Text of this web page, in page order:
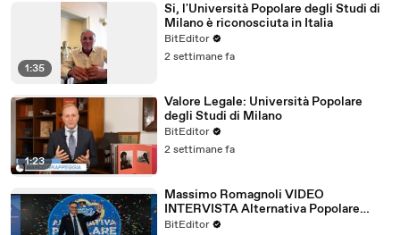
1:35
Si, l'Università Popolare degli Studi di
Milano è riconosciuta in Italia
BitEditor
2 settimane fa
1:23
Valore Legale: Università Popolare
degli Studi di Milano
BitEditor
2 settimane fa
Massimo Romagnoli VIDEO
INTERVISTA Alternativa Popolare
Frankfurt Giugno 2026
BitEditor